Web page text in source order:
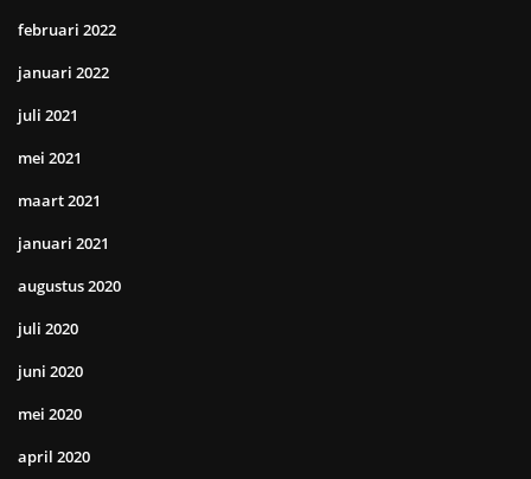
februari 2022
januari 2022
juli 2021
mei 2021
maart 2021
januari 2021
augustus 2020
juli 2020
juni 2020
mei 2020
april 2020